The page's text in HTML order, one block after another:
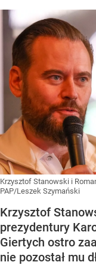
Krzysztof Stanowski i
PAP/Leszek Szymański
Krzysztof
prezydentury
Giertych ostro
nie pozostał mu